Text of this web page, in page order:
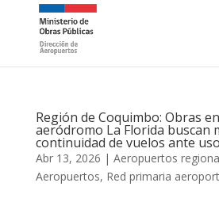
Región de Coquimbo: Obras
aeródromo La Florida buscan
continuidad de vuelos ante
Abr 13, 2026 | Aeropuertos
Aeropuertos, Red primaria